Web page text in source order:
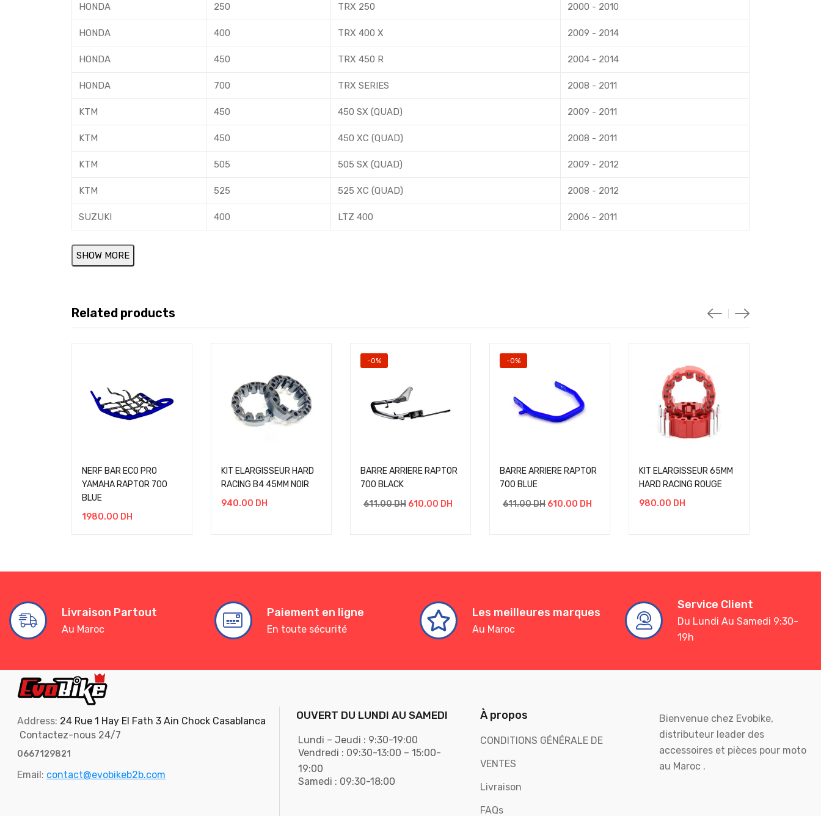
HONDA 250 TRX 250 2000 - 2010
HONDA 400 TRX 400 X 2009 - 2014
HONDA 450 TRX 450 R 2004 - 2014
HONDA 700 TRX SERIES 2008 - 2011
KTM 450 450 SX (QUAD) 2009 - 2011
KTM 450 450 XC (QUAD) 2008 - 2011
KTM 505 505 SX (QUAD) 2009 - 2012
KTM 525 525 XC (QUAD) 2008 - 2012
SUZUKI 400 LTZ 400 2006 - 2011
Related products
NERF BAR ECO PRO
YAMAHA RAPTOR 700
BLUE
1980.00 DH
KIT ELARGISSEUR HARD
RACING B4 45MM NOIR
940.00 DH
-0%
BARRE ARRIERE RAPTOR
700 BLACK
611.00DH 610.00 DH
-0%
BARRE ARRIERE RAPTOR
700 BLUE
611.00DH 610.00 DH
KIT ELARGISSEUR 65MM
HARD RACING ROUGE
980.00 DH
Livraison Partout
Au Maroc
Paiement en ligne
En toute sécurité
Les meilleures marques
Au Maroc
Service Client
Du Lundi Au Samedi 9:30-
19h
Address: 24 Rue 1 Hay El Fath 3 Ain Chock Casablanca
Contactez-nous 24/7
0667129821
Email: contact@evobikeb2b.com
OUVERT DU LUNDI AU SAMEDI
Lundi – Jeudi : 9:30-19:00
Vendredi : 09:30-13:00 – 15:00-
19:00
Samedi : 09:30-18:00
À propos
CONDITIONS GÉNÉRALE DE
VENTES
Livraison
FAQs
Bienvenue chez Evobike,
distributeur leader des
accessoires et pièces pour moto
au Maroc .